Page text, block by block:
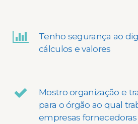
Tenho segurança ao
cálculos e valores
Mostro organização e
para o órgão ao qual
empresas fornecedoras